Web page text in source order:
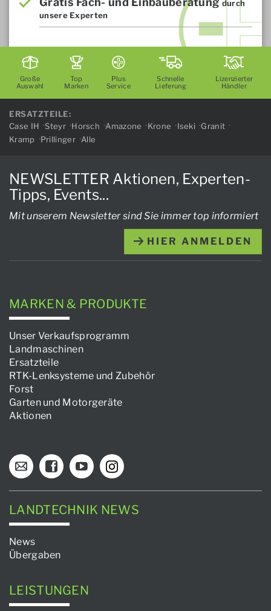
durch
unsere Experten
Große
Auswahl
Top
Marken
Plus
Service
Schnelle
Lieferung
Lizenzierter
Händler
ERSATZTEILE:
Case IH
Steyr Horsch Amazone Krone Iseki
Granit
Kramp
Prillinger Alle
NEWSLETTER Aktionen, Experten-
Tipps, Events...
Mit unserem Newsletter sind Sie immer top informiert
HIER ANMELDEN
MARKEN & PRODUKTE
Unser Verkaufsprogramm
Landmaschinen
Ersatzteile
RTK-Lenksysteme und Zubehör
Forst
Garten und Motorgeräte
Aktionen
LANDTECHNIK NEWS
News
Übergaben
LEISTUNGEN